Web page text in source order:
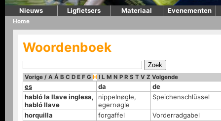
Nieuws Ligfietsers Materiaal Evenementen
Home
Woordenboek
Vorige / A Á B C D E F G H I L M N P R S T V Z Volgende
es da
de
habló la llave inglesa,
habló llave
nippelnøgle,
egernøgle
Speichenschlüssel
horquilla forgaffel
Vorderradgabel